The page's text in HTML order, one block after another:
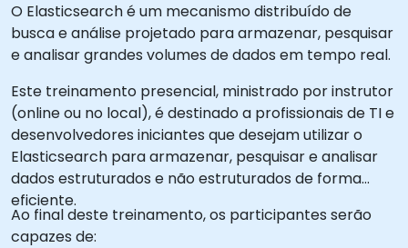
O Elasticsearch é um mecanismo distribuído de
busca e análise projetado para armazenar, pesquisar
e analisar grandes volumes de dados em tempo real.
Este treinamento presencial, ministrado por instrutor
(online ou no local), é destinado a profissionais de TI e
desenvolvedores iniciantes que desejam utilizar o
Elasticsearch para armazenar, pesquisar e analisar
dados estruturados e não estruturados de forma
eficiente.
Ao final deste treinamento, os participantes serão
capazes de: